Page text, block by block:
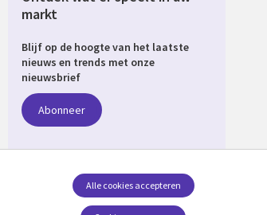
markt
Blijf op de hoogte van het laatste
nieuws en trends met onze
nieuwsbrief
Abonneer
Alle cookies accepteren